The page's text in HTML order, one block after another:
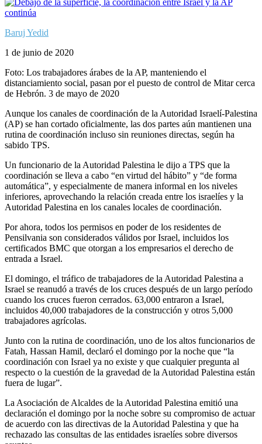
Baruj Yedid
1 de junio de 2020
Foto: Los trabajadores árabes de la AP, manteniendo el
distanciamiento social, pasan por el puesto de control de Mitar cerca
de Hebrón. 3 de mayo de 2020
Aunque los canales de coordinación de la Autoridad Israelí-Palestina
(AP) se han cortado oficialmente, las dos partes aún mantienen una
rutina de coordinación incluso sin reuniones directas, según ha
sabido TPS.
Un funcionario de la Autoridad Palestina le dijo a TPS que la
coordinación se lleva a cabo “en virtud del hábito” y “de forma
automática”, y especialmente de manera informal en los niveles
inferiores, aprovechando la relación creada entre los israelíes y la
Autoridad Palestina en los canales locales de coordinación.
Por ahora, todos los permisos en poder de los residentes de
Pensilvania son considerados válidos por Israel, incluidos los
certificados BMC que otorgan a los empresarios el derecho de
entrada a Israel.
El domingo, el tráfico de trabajadores de la Autoridad Palestina a
Israel se reanudó a través de los cruces después de un largo período
cuando los cruces fueron cerrados. 63,000 entraron a Israel,
incluidos 40,000 trabajadores de la construcción y otros 5,000
trabajadores agrícolas.
Junto con la rutina de coordinación, uno de los altos funcionarios de
Fatah, Hassan Hamil, declaró el domingo por la noche que “la
coordinación con Israel ya no existe y que cualquier pregunta al
respecto o la cuestión de la gravedad de la Autoridad Palestina están
fuera de lugar”.
La Asociación de Alcaldes de la Autoridad Palestina emitió una
declaración el domingo por la noche sobre su compromiso de actuar
de acuerdo con las directivas de la Autoridad Palestina y que ha
rechazado las consultas de las entidades israelíes sobre diversos